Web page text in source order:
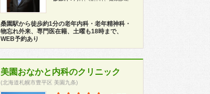
桑園駅から徒歩約1分の老年内科・老年精神科・
物忘れ外来、専門医在籍、土曜も18時まで、
WEB予約あり
美園おなかと内科のクリニック
(北海道札幌市豊平区 美園九条)